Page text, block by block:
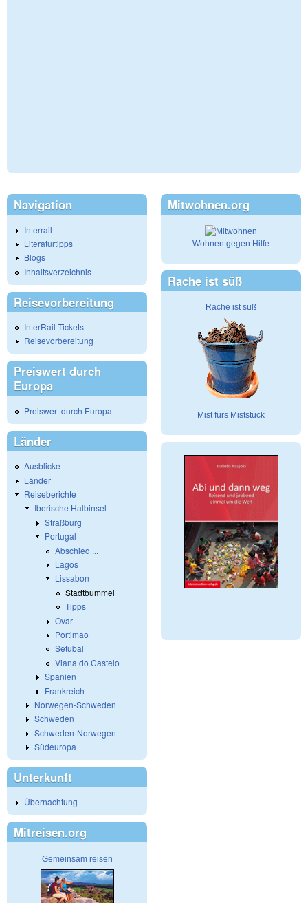
Navigation
Interrail
Literaturtipps
Blogs
Inhaltsverzeichnis
Reisevorbereitung
InterRail-Tickets
Reisevorbereitung
Preiswert durch
Europa
Preiswert durch Europa
Länder
Ausblicke
Länder
Reiseberichte
Iberische Halbinsel
Straßburg
Portugal
Abschied ...
Lagos
Lissabon
Stadtbummel
Tipps
Ovar
Portimao
Setubal
Viana do Castelo
Spanien
Frankreich
Norwegen-Schweden
Schweden
Schweden-Norwegen
Südeuropa
Unterkunft
Übernachtung
Mitreisen.org
Gemeinsam reisen
Mitwohnen.org
Wohnen gegen Hilfe
Rache ist süß
Rache ist süß
Mist fürs Miststück